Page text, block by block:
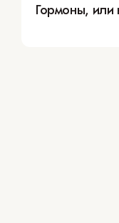
Гормоны, или